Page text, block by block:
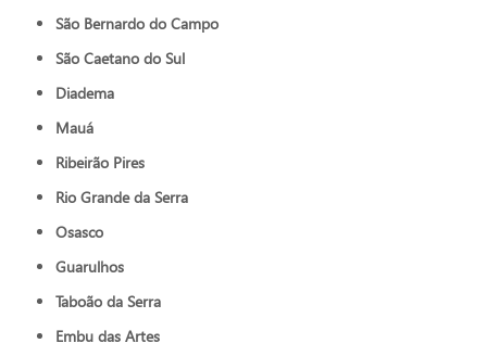
São Bernardo do Campo
São Caetano do Sul
Diadema
Mauá
Ribeirão Pires
Rio Grande da Serra
Osasco
Guarulhos
Taboão da Serra
Embu das Artes